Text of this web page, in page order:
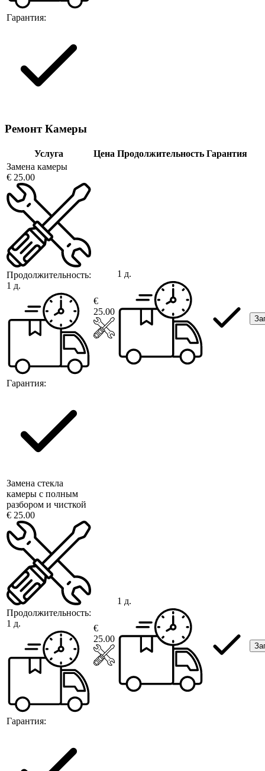
Гарантия:
Ремонт Камеры
Услуга Цена Продолжительность Гарантия
Замена камеры
€ 25.00
Продолжительность:
1 д.
Гарантия:
€
25.00
1 д.
Замена стекла
камеры с полным
разбором и чисткой
€ 25.00
Продолжительность:
1 д.
Гарантия:
€
25.00
1 д.